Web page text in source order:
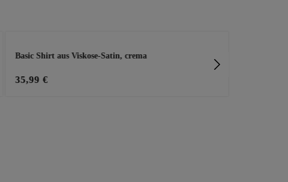
Basic Shirt aus Viskose-Satin, crema
35,99 €